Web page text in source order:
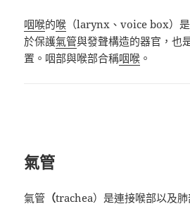
咽喉的喉 （larynx、voice box）是
於保護氣管與發聲構造的器官，也
置。咽部與喉部合稱咽喉 。
氣管
氣管 （trachea）是連接喉部以及肺